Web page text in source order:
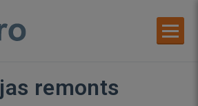
remonts